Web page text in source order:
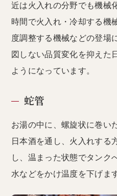
近は火入れの分野でも機械
時間で火入れ・冷却する機
度調整する機械などの登場
図しない品質変化を抑えた
ようになっています。
蛇管
お湯の中に、螺旋状に巻い
日本酒を通し、火入れす
し、温まった状態でタンク
水などをかけ温度を下げます